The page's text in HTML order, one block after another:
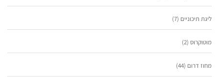
ליגת תיכוניים (7)
מוטוקרוס (2)
מחוז דרום (44)